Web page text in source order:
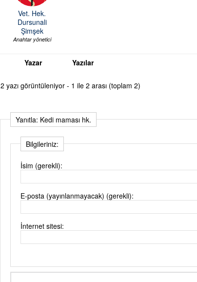
Vet. Hek.
Dursunali
Şimşek
Anahtar yönetici
Yazar Yazılar
2 yazı görüntüleniyor - 1 ile 2 arası (toplam 2)
Yanıtla: Kedi maması hk.
Bilgileriniz:
İsim (gerekli):
E-posta (yayınlanmayacak) (gerekli):
İnternet sitesi: